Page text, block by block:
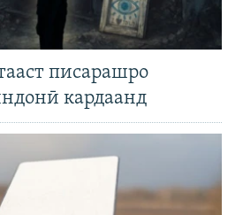
писарашро
кардаанд